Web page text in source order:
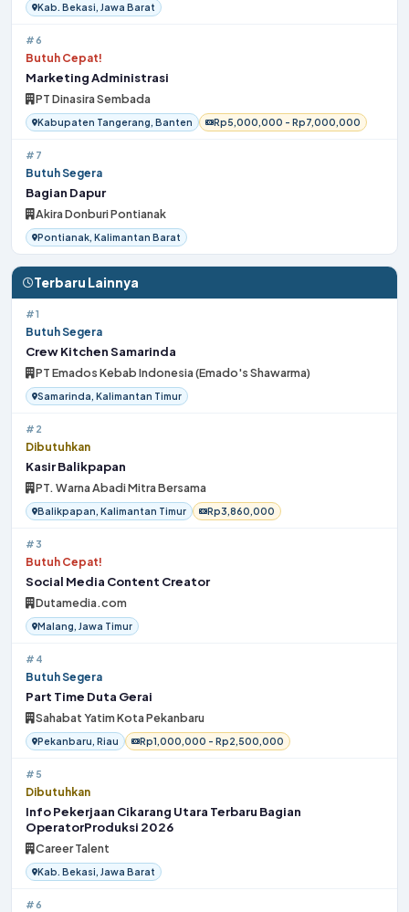
Kab. Bekasi, Jawa Barat
#6
Butuh Cepat!
Marketing Administrasi
PT Dinasira Sembada
Kabupaten Tangerang, Banten Rp5,000,000 - Rp7,000,000
#7
Butuh Segera
Bagian Dapur
Akira Donburi Pontianak
Pontianak, Kalimantan Barat
Terbaru Lainnya
#1
Butuh Segera
Crew Kitchen Samarinda
PT Emados Kebab Indonesia (Emado's Shawarma)
Samarinda, Kalimantan Timur
#2
Dibutuhkan
Kasir Balikpapan
PT. Warna Abadi Mitra Bersama
Balikpapan, Kalimantan Timur Rp3,860,000
#3
Butuh Cepat!
Social Media Content Creator
Dutamedia.com
Malang, Jawa Timur
#4
Butuh Segera
Part Time Duta Gerai
Sahabat Yatim Kota Pekanbaru
Pekanbaru, Riau Rp1,000,000 - Rp2,500,000
#5
Dibutuhkan
Info Pekerjaan Cikarang Utara Terbaru Bagian
OperatorProduksi 2026
Career Talent
Kab. Bekasi, Jawa Barat
#6